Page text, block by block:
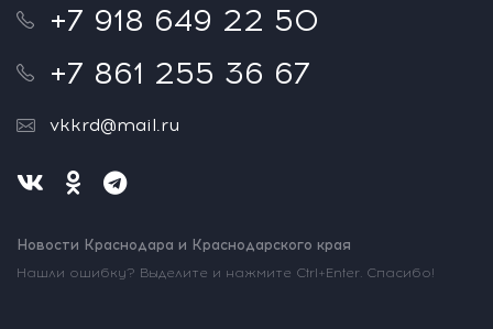
+7 918 649 22 50
+7 861 255 36 67
vkkrd@mail.ru
Новости Краснодара и Краснодарского края
Нашли ошибку? Выделите и нажмите Ctrl+Enter. Спасибо!